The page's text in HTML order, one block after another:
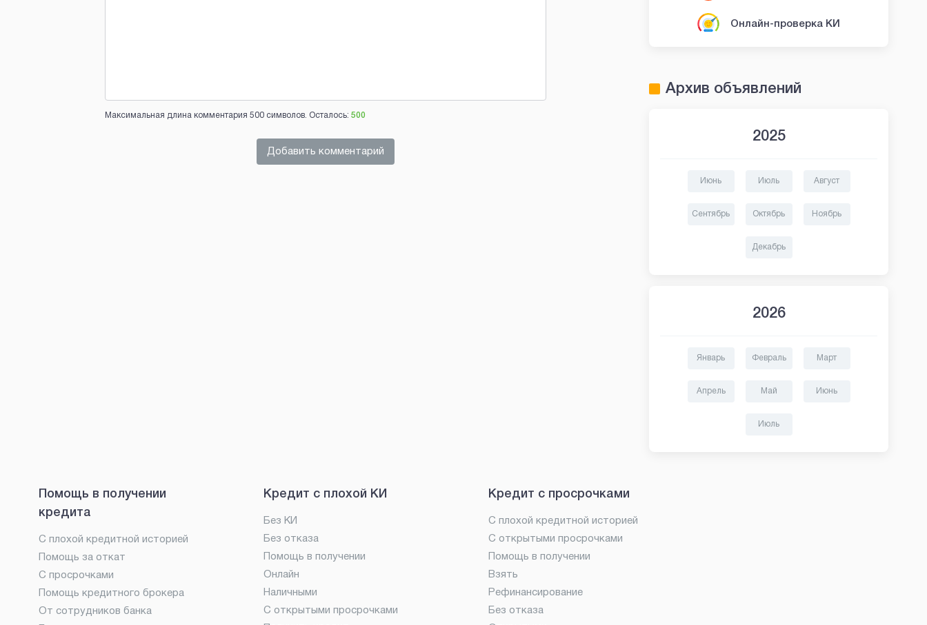
Максимальная длина комментария 500 символов. Осталось: 500
Добавить комментарий
Онлайн-проверка КИ
Архив объявлений
2025
Июнь Июль Август
Сентябрь Октябрь Ноябрь
Декабрь
2026
Январь Февраль Март
Апрель Май Июнь
Июль
Помощь в получении
кредита
С плохой кредитной историей
Помощь за откат
С просрочками
Помощь кредитного брокера
От сотрудников банка
Кредит с плохой КИ
Без КИ
Без отказа
Помощь в получении
Онлайн
Наличными
С открытыми просрочками
Кредит с просрочками
С плохой кредитной историей
С открытыми просрочками
Помощь в получении
Взять
Рефинансирование
Без отказа